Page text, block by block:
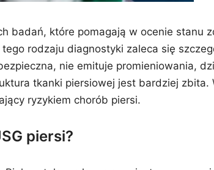
badań, które pomagają w ocenie stanu
rodzaju diagnostyki zaleca się
nie emituje promieniowania,
tkanki piersiowej jest bardziej
ryzykiem chorób piersi.
piersi?